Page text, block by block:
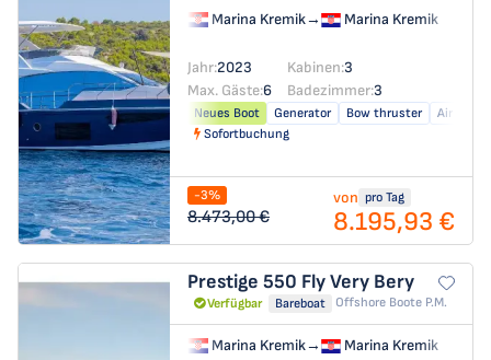
Marina Kremik→ Marina Kremik
Jahr:2023 Kabinen:3
Max. Gäste:6 Badezimmer:3
Neues Boot Generator Bow thruster
Air
Sofortbuchung
-3%
8.473,00 €
von pro Tag
8.195,93 €
Prestige 550 FlyVery Bery
Verfügbar Bareboat Offshore Boote P.m.
Marina Kremik→ Marina Kremik